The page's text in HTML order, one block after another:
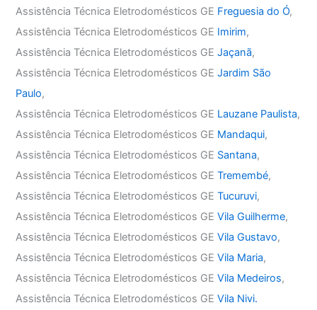
Assistência Técnica Eletrodomésticos GE Freguesia do Ó,
Assistência Técnica Eletrodomésticos GE Imirim,
Assistência Técnica Eletrodomésticos GEJaçanã,
Assistência Técnica Eletrodomésticos GEJardim São
Paulo,
Assistência Técnica Eletrodomésticos GE Lauzane Paulista,
Assistência Técnica Eletrodomésticos GE Mandaqui,
Assistência Técnica Eletrodomésticos GE Santana,
Assistência Técnica Eletrodomésticos GETremembé,
Assistência Técnica Eletrodomésticos GETucuruvi,
Assistência Técnica Eletrodomésticos GEVila Guilherme,
Assistência Técnica Eletrodomésticos GEVila Gustavo,
Assistência Técnica Eletrodomésticos GEVila Maria,
Assistência Técnica Eletrodomésticos GEVila Medeiros,
Assistência Técnica Eletrodomésticos GEVila Nivi.